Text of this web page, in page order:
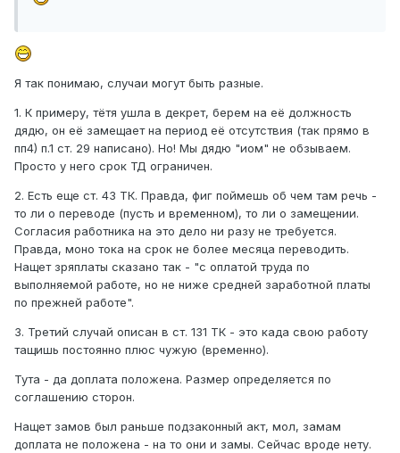
Я так понимаю, случаи могут быть разные.
1. К примеру, тётя ушла в декрет, берем на её должность
дядю, он её замещает на период её отсутствия (так прямо в
пп4) п.1 ст. 29 написано). Но! Мы дядю "иом" не обзываем.
Просто у него срок ТД ограничен.
2. Есть еще ст. 43 ТК. Правда, фиг поймешь об чем там речь -
то ли о переводе (пусть и временном), то ли о замещении.
Согласия работника на это дело ни разу не требуется.
Правда, моно тока на срок не более месяца переводить.
Нащет зряплаты сказано так - "с оплатой труда по
выполняемой работе, но не ниже средней заработной платы
по прежней работе".
3. Третий случай описан в ст. 131 ТК - это када свою работу
тащишь постоянно плюс чужую (временно).
Тута - да доплата положена. Размер определяется по
соглашению сторон.
Нащет замов был раньше подзаконный акт, мол, замам
доплата не положена - на то они и замы. Сейчас вроде нету.